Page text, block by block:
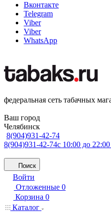
Вконтакте
Telegram
Viber
Viber
WhatsApp
федеральная сеть табачных
Ваш город
Челябинск
8(904)931-42-74
8(904)931-42-74с 10:00 до
Поиск
Войти
Отложенные 0
Корзина 0
Каталог